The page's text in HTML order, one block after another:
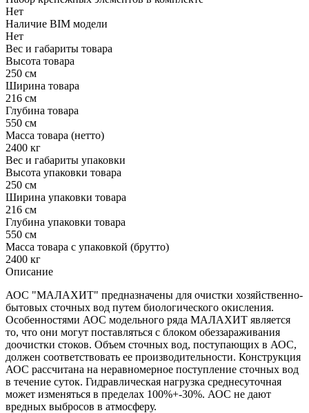
Нет
Наличие BIM модели
Нет
Вес и габариты товара
Высота товара
250 см
Ширина товара
216 см
Глубина товара
550 см
Масса товара (нетто)
2400 кг
Вес и габариты упаковки
Высота упаковки товара
250 см
Ширина упаковки товара
216 см
Глубина упаковки товара
550 см
Масса товара с упаковкой (брутто)
2400 кг
Описание
АОС "МАЛАХИТ" предназначены для очистки хозяйственно-
бытовых сточных вод путем биологического окисления.
Особенностями АОС модельного ряда МАЛАХИТ является
то, что они могут поставляться с блоком обеззараживания
доочистки стоков. Объем сточных вод, поступающих в АОС,
должен соответствовать ее производительности. Конструкция
АОС рассчитана на неравномерное поступление сточных вод
в течение суток. Гидравлическая нагрузка среднесуточная
может изменяться в пределах 100%+-30%. АОС не дают
вредных выбросов в атмосферу.